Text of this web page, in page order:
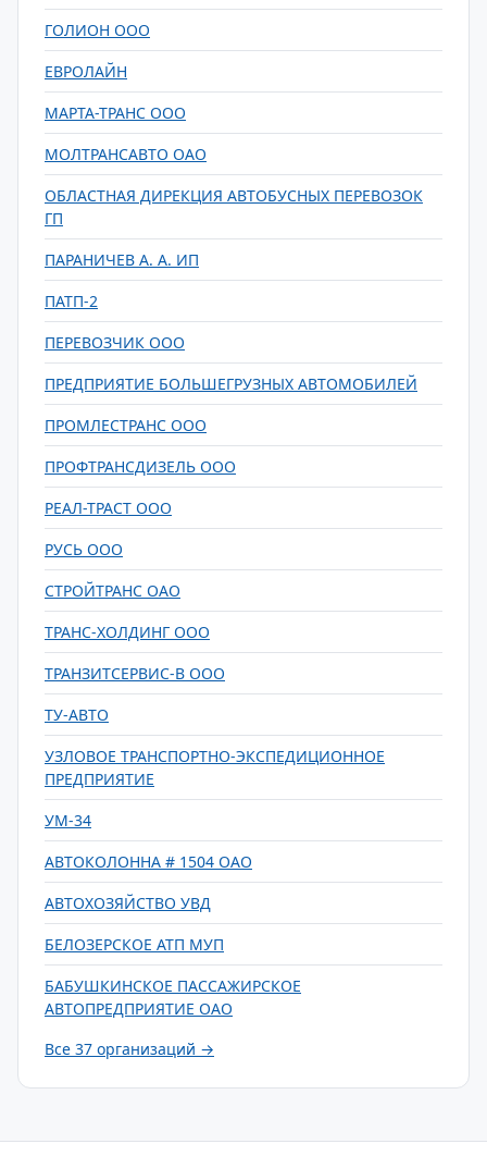
ГОЛИОН ООО
ЕВРОЛАЙН
МАРТА-ТРАНС ООО
МОЛТРАНСАВТО ОАО
ОБЛАСТНАЯ ДИРЕКЦИЯ АВТОБУСНЫХ ПЕРЕВОЗОК
ГП
ПАРАНИЧЕВ А. А. ИП
ПАТП-2
ПЕРЕВОЗЧИК ООО
ПРЕДПРИЯТИЕ БОЛЬШЕГРУЗНЫХ АВТОМОБИЛЕЙ
ПРОМЛЕСТРАНС ООО
ПРОФТРАНСДИЗЕЛЬ ООО
РЕАЛ-ТРАСТ ООО
РУСЬ ООО
СТРОЙТРАНС ОАО
ТРАНС-ХОЛДИНГ ООО
ТРАНЗИТСЕРВИС-В ООО
ТУ-АВТО
УЗЛОВОЕ ТРАНСПОРТНО-ЭКСПЕДИЦИОННОЕ
ПРЕДПРИЯТИЕ
УМ-34
АВТОКОЛОННА # 1504 ОАО
АВТОХОЗЯЙСТВО УВД
БЕЛОЗЕРСКОЕ АТП МУП
БАБУШКИНСКОЕ ПАССАЖИРСКОЕ
АВТОПРЕДПРИЯТИЕ ОАО
Все 37 организаций →